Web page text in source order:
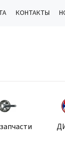
КОНТАКТЫ